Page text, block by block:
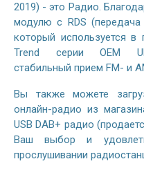
2019) - это Радио.
модулю с RDS
который используется в
Trend серии OEM
стабильный прием FM- и
Вы также можете
онлайн-радио из
USB DAB+ радио
Ваш выбор и
прослушивании